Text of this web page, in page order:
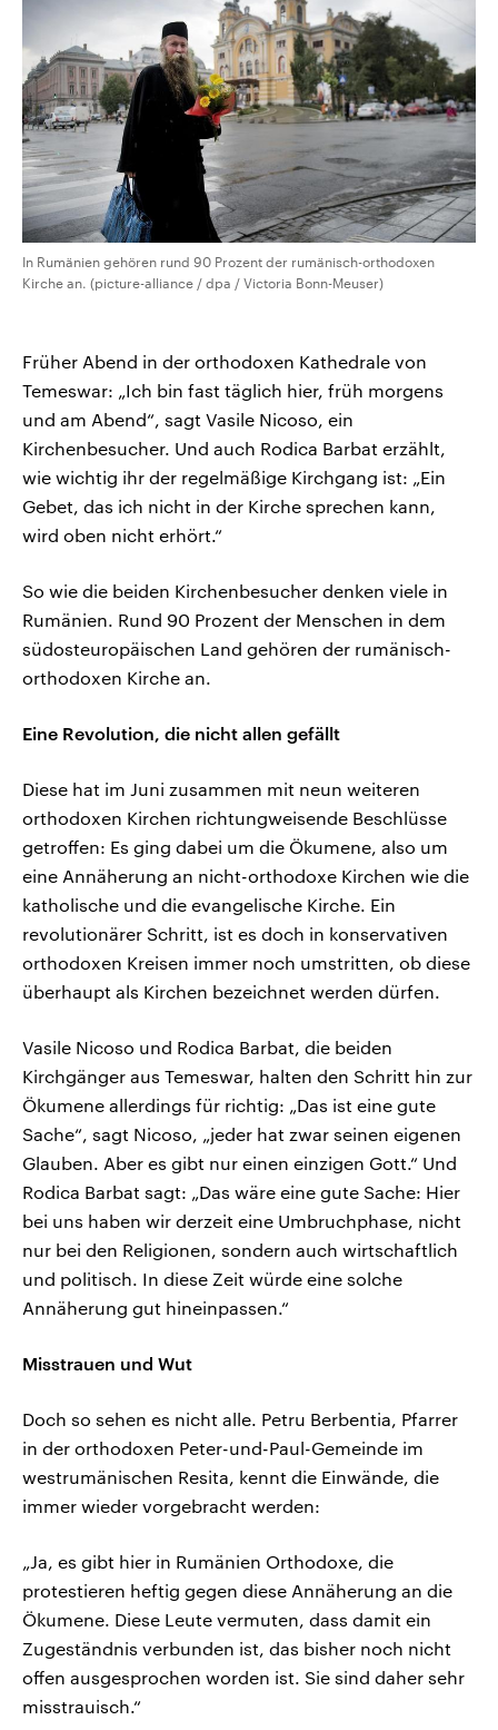
In Rumänien gehören rund 90 Prozent der rumänisch-orthodoxen
Kirche an. (picture-alliance / dpa / Victoria Bonn-Meuser)
Früher Abend in der orthodoxen Kathedrale von
Temeswar: „Ich bin fast täglich hier, früh morgens
und am Abend“, sagt Vasile Nicoso, ein
Kirchenbesucher. Und auch Rodica Barbat erzählt,
wie wichtig ihr der regelmäßige Kirchgang ist: „Ein
Gebet, das ich nicht in der Kirche sprechen kann,
wird oben nicht erhört.“
So wie die beiden Kirchenbesucher denken viele in
Rumänien. Rund 90 Prozent der Menschen in dem
südosteuropäischen Land gehören der rumänisch-
orthodoxen Kirche an.
Eine Revolution, die nicht allen gefällt
Diese hat im Juni zusammen mit neun weiteren
orthodoxen Kirchen richtungweisende Beschlüsse
getroffen: Es ging dabei um die Ökumene, also um
eine Annäherung an nicht-orthodoxe Kirchen wie die
katholische und die evangelische Kirche. Ein
revolutionärer Schritt, ist es doch in konservativen
orthodoxen Kreisen immer noch umstritten, ob diese
überhaupt als Kirchen bezeichnet werden dürfen.
Vasile Nicoso und Rodica Barbat, die beiden
Kirchgänger aus Temeswar, halten den Schritt hin zur
Ökumene allerdings für richtig: „Das ist eine gute
Sache“, sagt Nicoso, „jeder hat zwar seinen eigenen
Glauben. Aber es gibt nur einen einzigen Gott.“ Und
Rodica Barbat sagt: „Das wäre eine gute Sache: Hier
bei uns haben wir derzeit eine Umbruchphase, nicht
nur bei den Religionen, sondern auch wirtschaftlich
und politisch. In diese Zeit würde eine solche
Annäherung gut hineinpassen.“
Misstrauen und Wut
Doch so sehen es nicht alle. Petru Berbentia, Pfarrer
in der orthodoxen Peter-und-Paul-Gemeinde im
westrumänischen Resita, kennt die Einwände, die
immer wieder vorgebracht werden:
„Ja, es gibt hier in Rumänien Orthodoxe, die
protestieren heftig gegen diese Annäherung an die
Ökumene. Diese Leute vermuten, dass damit ein
Zugeständnis verbunden ist, das bisher noch nicht
offen ausgesprochen worden ist. Sie sind daher sehr
misstrauisch.“